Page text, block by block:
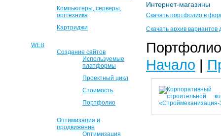
Компьютеры, серверы,
оргтехника
Картриджи
WEB
Создание сайтов
Используемые
платформы
Проектный цикл
Стоимость
Портфолио
Оптимизация и
продвижение
Оптимизация
Интернет-магазины
Скачать портфолио в
Скачать архив вариантов
Начало |